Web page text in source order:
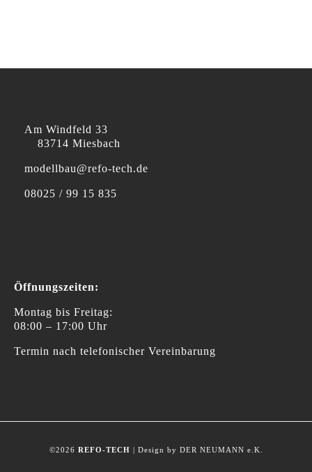
Am Windfeld 33
83714 Miesbach
modellbau@refo-tech.de
08025 / 99 15 835
Öffnungszeiten:
Montag bis Freitag:
08:00 – 17:00 Uhr
Termin nach telefonischer Vereinbarung
©2026 REFO-TECH | Design by DER NEUMANN e.K.